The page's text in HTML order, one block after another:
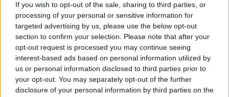
If you wish to opt-out of the sale, sharing to third parties, or
processing of your personal or sensitive information for
targeted advertising by us, please use the below opt-out
section to confirm your selection. Please note that after your
opt-out request is processed you may continue seeing
interest-based ads based on personal information utilized by
us or personal information disclosed to third parties prior to
your opt-out. You may separately opt-out of the further
disclosure of your personal information by third parties on the
Visi įrašai
Žiūrimiausi įrašai
00:00:30